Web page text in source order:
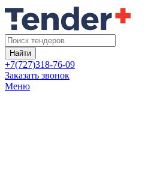
Найти
+7(727)318-76-09
Заказать звонок
Меню